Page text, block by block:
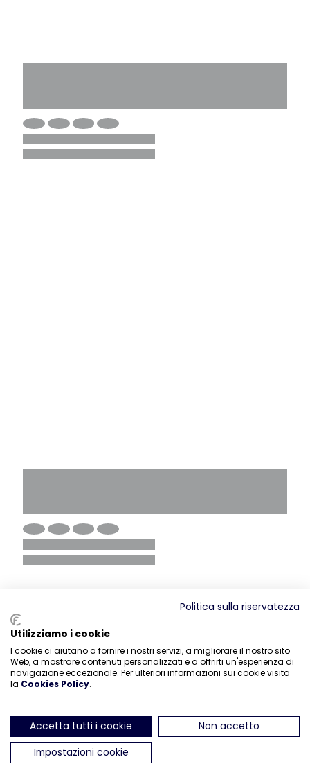
Politica sulla riservatezza
Utilizziamo i cookie
I cookie ci aiutano a fornire i nostri servizi, a migliorare il nostro sito
Web, a mostrare contenuti personalizzati e a offrirti un'esperienza di
navigazione eccezionale. Per ulteriori informazioni sui cookie visita
la Cookies Policy.
Accetta tutti i cookie
Non accetto
Impostazioni cookie